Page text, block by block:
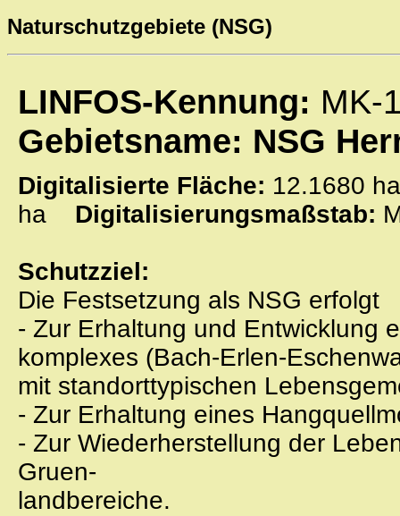
Naturschutzgebiete (NSG)
LINFOS-Kennung: MK-
Gebietsname: NSG
Digitalisierte Fläche: 12.1680
ha Digitalisierungsmaßstab:
Schutzziel:
Die Festsetzung als NSG erfolgt
- Zur Erhaltung und Entwicklung
komplexes (Bach-Erlen-
mit standorttypischen
- Zur Erhaltung eines
- Zur Wiederherstellung der
Gruen-
landbereiche.